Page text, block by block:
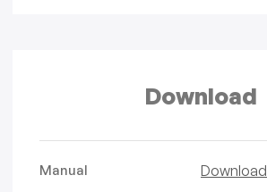
Download
Manual Download